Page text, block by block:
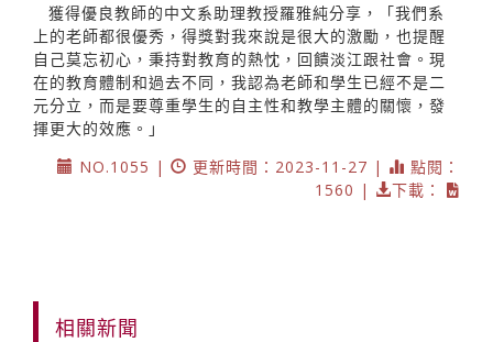
獲得優良教師的中文系助理教授羅雅純分享，「我們系
上的老師都很優秀，得獎對我來說是很大的激勵，也提醒
自己莫忘初心，秉持對教育的熱忱，回饋淡江跟社會。現
在的教育體制和過去不同，我認為老師和學生已經不是二
元分立，而是要尊重學生的自主性和教學主體的關懷，發
揮更大的效應。」
NO.1055 |
更新時間：2023-11-27 |
點閱：
1560 |
下載：
相關新聞